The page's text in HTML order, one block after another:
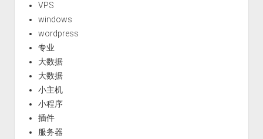
VPS
windows
wordpress
专业
大数据
大数据
小主机
小程序
插件
服务器